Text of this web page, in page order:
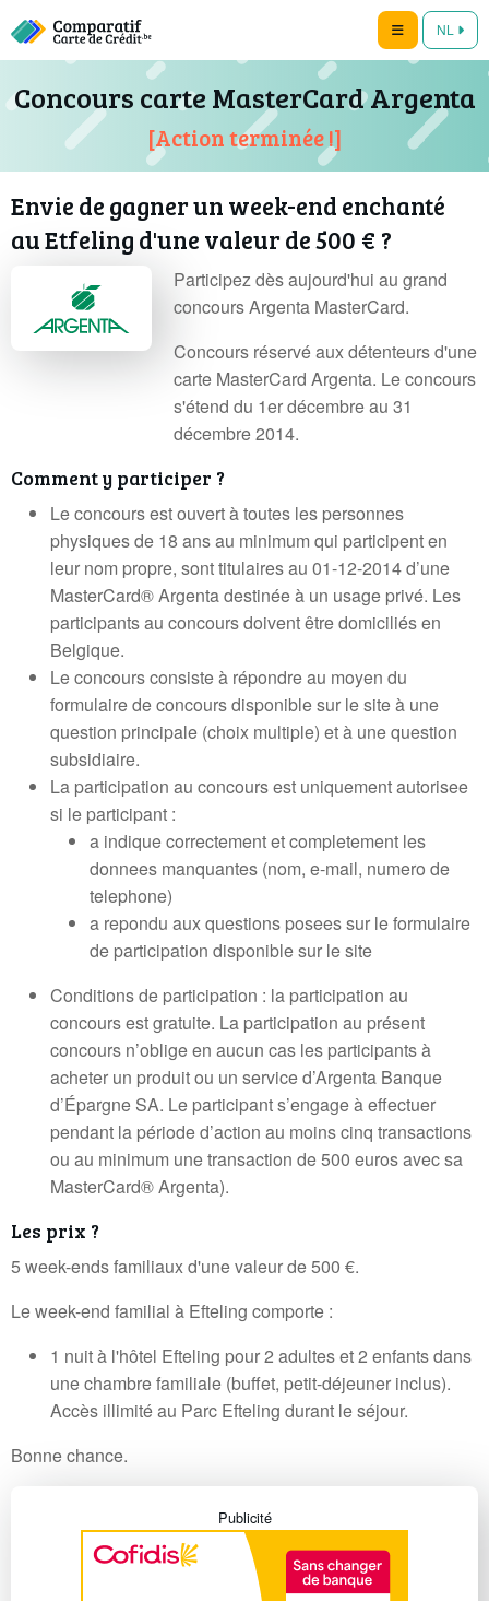
NL
Concours carte MasterCard Argenta
[Action terminée !]
Envie de gagner un week-end enchanté
au Etfeling d'une valeur de 500 € ?
Participez dès aujourd'hui au grand
concours Argenta MasterCard.
Concours réservé aux détenteurs d'une
carte MasterCard Argenta. Le concours
s'étend du 1er décembre au 31
décembre 2014.
Comment y participer ?
Le concours est ouvert à toutes les personnes
physiques de 18 ans au minimum qui participent en
leur nom propre, sont titulaires au 01-12-2014 d’une
MasterCard® Argenta destinée à un usage privé. Les
participants au concours doivent être domiciliés en
Belgique.
Le concours consiste à répondre au moyen du
formulaire de concours disponible sur le site à une
question principale (choix multiple) et à une question
subsidiaire.
La participation au concours est uniquement autorisee
si le participant :
a indique correctement et completement les
donnees manquantes (nom, e-mail, numero de
telephone)
a repondu aux questions posees sur le formulaire
de participation disponible sur le site
Conditions de participation : la participation au
concours est gratuite. La participation au présent
concours n’oblige en aucun cas les participants à
acheter un produit ou un service d’Argenta Banque
d’Épargne SA. Le participant s’engage à effectuer
pendant la période d’action au moins cinq transactions
ou au minimum une transaction de 500 euros avec sa
MasterCard® Argenta).
Les prix ?
5 week-ends familiaux d'une valeur de 500 €.
Le week-end familial à Efteling comporte :
1 nuit à l'hôtel Efteling pour 2 adultes et 2 enfants dans
une chambre familiale (buffet, petit-déjeuner inclus).
Accès illimité au Parc Efteling durant le séjour.
Bonne chance.
Publicité